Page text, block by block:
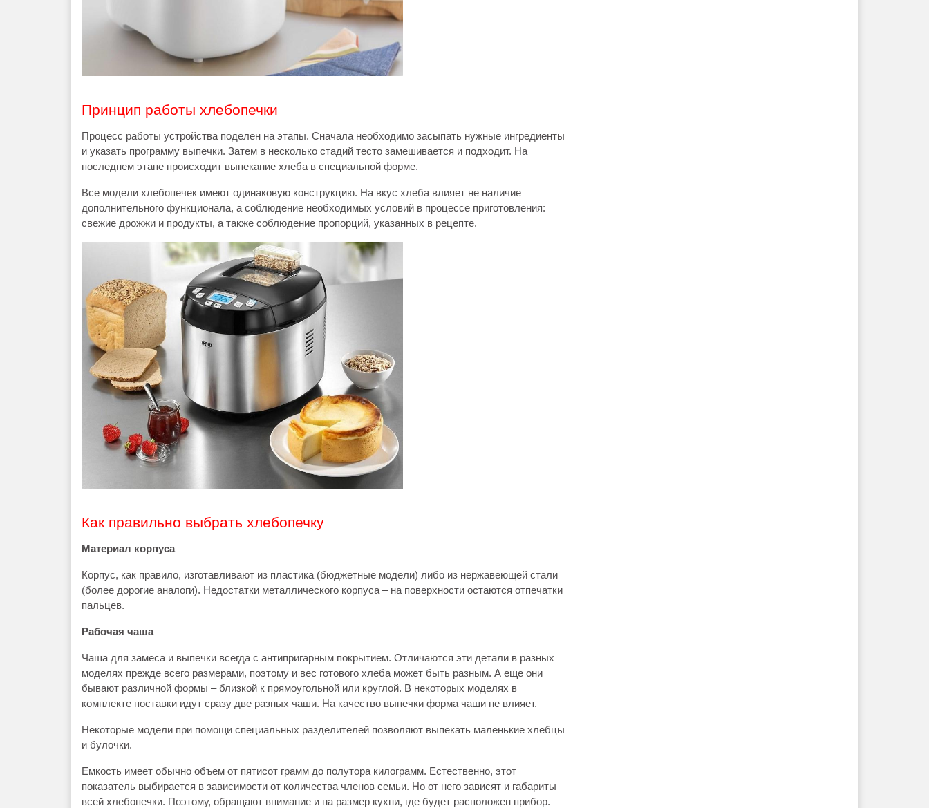
Принцип работы хлебопечки
Процесс работы устройства поделен на этапы. Сначала необходимо засыпать нужные ингредиенты
и указать программу выпечки. Затем в несколько стадий тесто замешивается и подходит. На
последнем этапе происходит выпекание хлеба в специальной форме.
Все модели хлебопечек имеют одинаковую конструкцию. На вкус хлеба влияет не наличие
дополнительного функционала, а соблюдение необходимых условий в процессе приготовления:
свежие дрожжи и продукты, а также соблюдение пропорций, указанных в рецепте.
Как правильно выбрать хлебопечку
Материал корпуса
Корпус, как правило, изготавливают из пластика (бюджетные модели) либо из нержавеющей стали
(более дорогие аналоги). Недостатки металлического корпуса – на поверхности остаются отпечатки
пальцев.
Рабочая чаша
Чаша для замеса и выпечки всегда с антипригарным покрытием. Отличаются эти детали в разных
моделях прежде всего размерами, поэтому и вес готового хлеба может быть разным. А еще они
бывают различной формы – близкой к прямоугольной или круглой. В некоторых моделях в
комплекте поставки идут сразу две разных чаши. На качество выпечки форма чаши не влияет.
Некоторые модели при помощи специальных разделителей позволяют выпекать маленькие хлебцы
и булочки.
Емкость имеет обычно объем от пятисот грамм до полутора килограмм. Естественно, этот
показатель выбирается в зависимости от количества членов семьи. Но от него зависят и габариты
всей хлебопечки. Поэтому, обращают внимание и на размер кухни, где будет расположен прибор.